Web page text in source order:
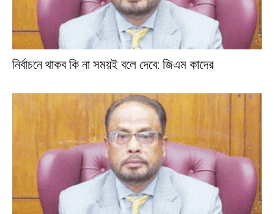
নির্বাচনে থাকব কি না সময়ই বলে দেবে: জিএম কাদের